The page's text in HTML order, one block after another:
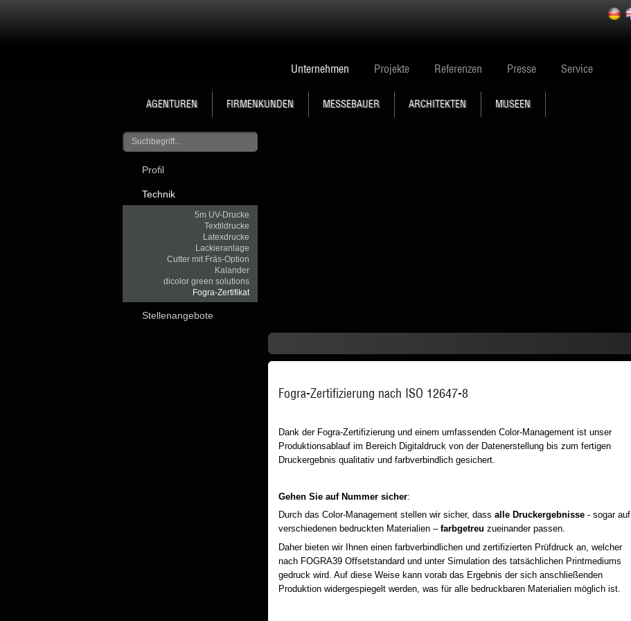
Unternehmen Projekte Referenzen Presse Service
AGENTUREN FIRMENKUNDEN MESSEBAUER ARCHITEKTEN MUSEEN
Profil
Technik
5m UV-Drucke
Textildrucke
Latexdrucke
Lackieranlage
Cutter mit Fräs-Option
Kalander
dicolor green solutions
Fogra-Zertifikat
Stellenangebote
Fogra-Zertifizierung nach ISO 12647-8
Dank der Fogra-Zertifizierung und einem umfassenden Color-Management ist unser
Produktionsablauf im Bereich Digitaldruck von der Datenerstellung bis zum fertigen
Druckergebnis qualitativ und farbverbindlich gesichert.
Gehen Sie auf Nummer sicher:
Durch das Color-Management stellen wir sicher, dass alle Druckergebnisse - sogar auf
verschiedenen bedruckten Materialien – farbgetreu zueinander passen.
Daher bieten wir Ihnen einen farbverbindlichen und zertifizierten Prüfdruck an, welcher
nach FOGRA39 Offsetstandard und unter Simulation des tatsächlichen Printmediums
gedruck wird. Auf diese Weise kann vorab das Ergebnis der sich anschließenden
Produktion widergespiegelt werden, was für alle bedruckbaren Materialien möglich ist.